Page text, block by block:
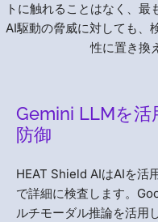
トに触れることはなく、
AI駆動の脅威に対しても、
性に置き換
Gemini LLMを
防御
HEAT Shield AIはAIを活
で詳細に検査します。
ルチモーダル推論を活用